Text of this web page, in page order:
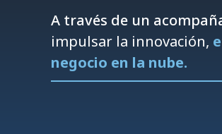
A través de un
impulsar la innovación,
negocio en la nube.